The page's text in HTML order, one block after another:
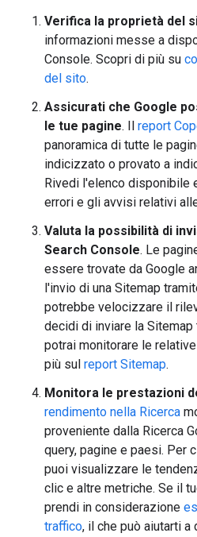
Verifica la proprietà del
informazioni messe a
Console. Scopri di più su
del sito.
Assicurati che Google
le tue pagine. Il report
panoramica di tutte le
indicizzato o provato a
Rivedi l'elenco disponibile
errori e gli avvisi relativi
Valuta la possibilità di
Search Console. Le
essere trovate da Google
l'invio di una Sitemap
potrebbe velocizzare il
decidi di inviare la
potrai monitorare le
più sul report Sitemap.
Monitora le prestazioni
rendimento nella Ricerca
proveniente dalla Ricerca
query, pagine e paesi. Per
puoi visualizzare le
clic e altre metriche. Se il
prendi in considerazione
traffico, il che può aiutarti a